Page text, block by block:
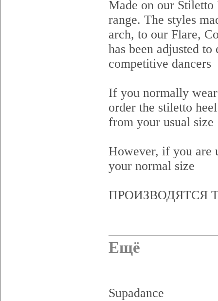
Made on our
range. The styles
arch, to our Flare,
has been adjusted
competitive dancers
If you normally
order the stiletto
from your usual size
However, if you are
your normal size
ПРОИЗВОДЯТСЯ
Ещё
Supadance